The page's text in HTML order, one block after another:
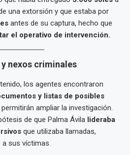
una extorsión y que estaba por
antes de su captura, hecho que
el operativo de intervención.
nexos criminales
los agentes encontraron
y listas de posibles
ampliar la investigación.
de que Palma Ávila lideraba
que utilizaba llamadas,
sus víctimas.